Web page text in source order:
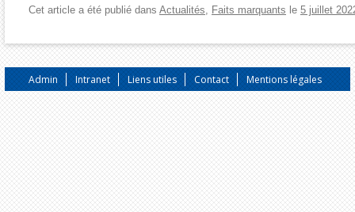
Cet article a été publié dans Actualités, Faits marquants le 5 juillet
Admin Intranet Liens utiles Contact Mentions légales